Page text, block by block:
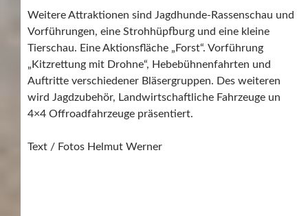
Weitere Attraktionen sind Jagdhunde-Rassenschau und
Vorführungen, eine Strohhüpfburg und eine kleine
Tierschau. Eine Aktionsfläche „Forst“. Vorführung
„Kitzrettung mit Drohne“, Hebebühnenfahrten und
Auftritte verschiedener Bläsergruppen. Des weiteren
wird Jagdzubehör, Landwirtschaftliche Fahrzeuge un
4×4 Offroadfahrzeuge präsentiert.
Text / Fotos Helmut Werner